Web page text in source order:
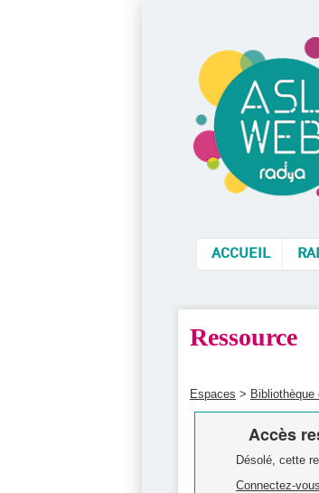
ACCUEIL
Ressource
Espaces >
Accès
Désolé, cette
Connectez-vous